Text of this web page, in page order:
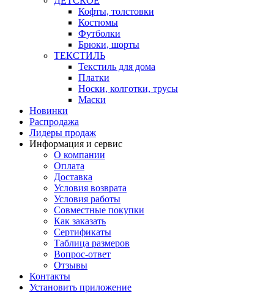
Кофты, толстовки
Костюмы
Футболки
Брюки, шорты
ТЕКСТИЛЬ
Текстиль для дома
Платки
Носки, колготки, трусы
Маски
Новинки
Распродажа
Лидеры продаж
Информация и сервис
О компании
Оплата
Доставка
Условия возврата
Условия работы
Совместные покупки
Как заказать
Сертификаты
Таблица размеров
Вопрос-ответ
Отзывы
Контакты
Установить приложение